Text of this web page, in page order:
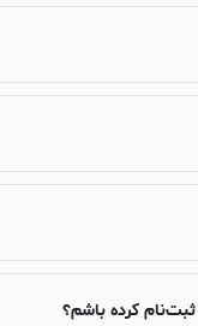
کرده باشم؟